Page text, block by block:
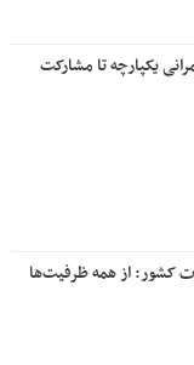
یکپارچه تا مشارکت
کشور: از همه ظرفیت‌ها